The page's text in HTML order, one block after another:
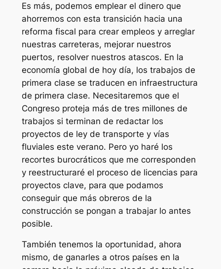
Es más, podemos emplear el dinero que
ahorremos con esta transición hacia una
reforma fiscal para crear empleos y arreglar
nuestras carreteras, mejorar nuestros
puertos, resolver nuestros atascos. En la
economía global de hoy día, los trabajos de
primera clase se traducen en infraestructura
de primera clase. Necesitaremos que el
Congreso proteja más de tres millones de
trabajos si terminan de redactar los
proyectos de ley de transporte y vías
fluviales este verano. Pero yo haré los
recortes burocráticos que me corresponden
y reestructuraré el proceso de licencias para
proyectos clave, para que podamos
conseguir que más obreros de la
construcción se pongan a trabajar lo antes
posible.
También tenemos la oportunidad, ahora
mismo, de ganarles a otros países en la